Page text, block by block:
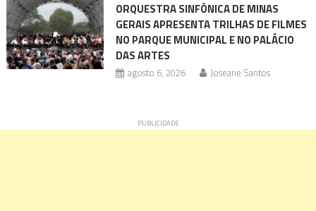
ORQUESTRA SINFÔNICA DE MINAS
GERAIS APRESENTA TRILHAS DE FILMES
NO PARQUE MUNICIPAL E NO PALÁCIO
DAS ARTES
agosto 6, 2026 Joseane Santos